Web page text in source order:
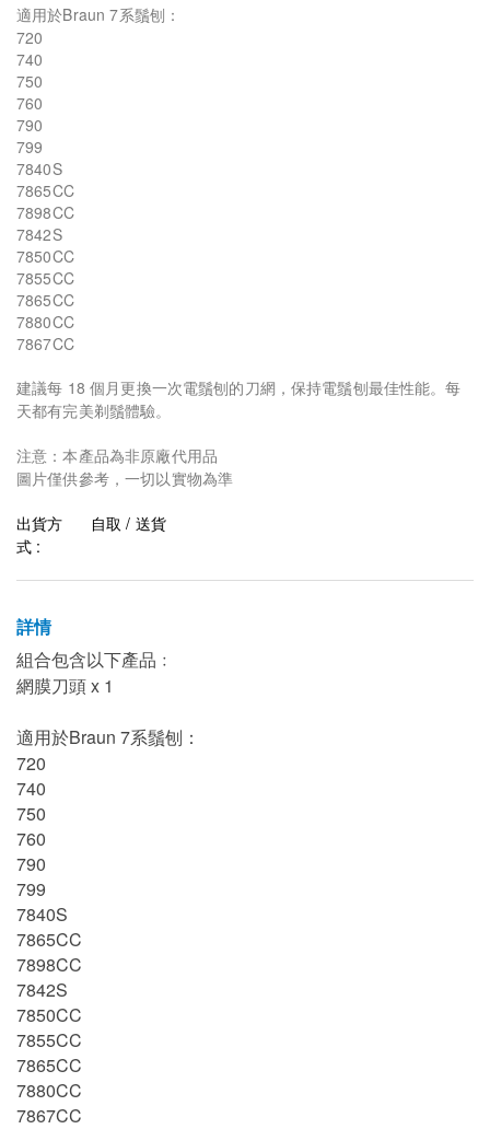
適用於Braun 7系鬚刨：
720
740
750
760
790
799
7840S
7865CC
7898CC
7842S
7850CC
7855CC
7865CC
7880CC
7867CC
建議每 18 個月更換一次電鬚刨的刀網，保持電鬚刨最佳性能。每
天都有完美剃鬚體驗。
注意：本產品為非原廠代用品
圖片僅供參考，一切以實物為準
出貨方
式 :
自取 / 送貨
詳情
組合包含以下產品﹕
網膜刀頭 x 1
適用於Braun 7系鬚刨：
720
740
750
760
790
799
7840S
7865CC
7898CC
7842S
7850CC
7855CC
7865CC
7880CC
7867CC